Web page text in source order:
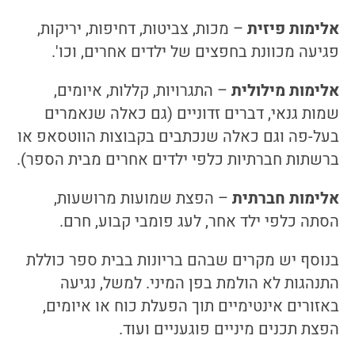
אלימות פיזית – מכות, צביטות, דחיפות, יריקות,
פגיעה מכוונת בחפצים של ילדים אחרים, וכו'.
אלימות מילולית – התגרויות, קללות, איומים,
שמות גנאי, דברים זדוניים (גם כאלה שנאמרים
בעל-פה וגם כאלה שנכתבים בקבוצות הווטסאפ או
ברשתות חברתיות כלפי ילדים אחרים מבית הספר).
אלימות חברתית – הפצת שמועות מרושעות,
הסתה כלפי ילד אחר, לעג פומבי קבוע, חרם.
בנוסף יש מקרים שבהם בריונות בבית ספר כוללת
התנהגות לא הולמת בפן המיני. למשל, נגיעה
באזורים אינטימיים תוך הפעלת כוח או איומים,
הפצת תכנים מיניים פוגעניים ועוד.